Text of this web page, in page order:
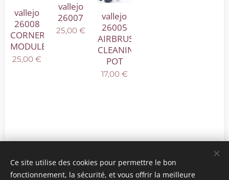
vallejo
26008
CORNER
MODULE
25,00 €
vallejo
26007
25,00€
vallejo
26005
AIRBRUSH
CLEANING
POT
17,00€
Ce site utilise des cookies pour permettre le bon
fonctionnement, la sécurité, et vous offrir la meilleure